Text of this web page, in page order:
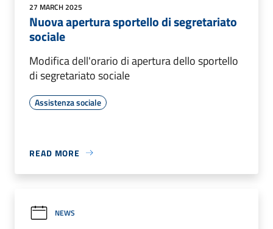
27 MARCH 2025
Nuova apertura sportello di segretariato
sociale
Modifica dell'orario di apertura dello sportello
di segretariato sociale
Assistenza sociale
READ MORE
NEWS